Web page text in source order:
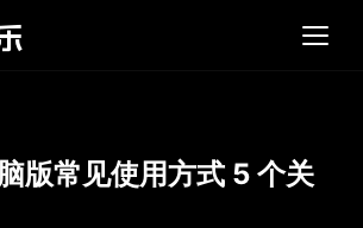
版常见使用方式 5 个关